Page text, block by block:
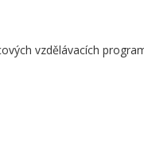
vzdělávacích